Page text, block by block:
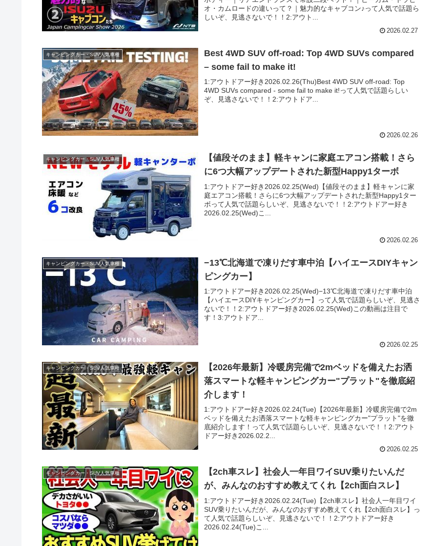
オ・カムロードの違いって？｜魅力的なキャブコン♪って人気で話題ら
しいぞ、見逃さないで！！2:アウト...
2026.02.27
キャンピングカー・SUV人気車種
Best 4WD SUV off-road: Top 4WD SUVs compared
– some fail to make it!
1:アウトドアー好き2026.02.26(Thu)Best 4WD SUV off-road: Top
4WD SUVs compared - some fail to make it!って人気で話題らしい
ぞ、見逃さないで！！2:アウトドア...
2026.02.26
キャンピングカー・SUV人気車種
【値段そのまま】軽キャンに家庭エアコン搭載！さら
に6つ大幅アップデートされた新型Happy1ターボ
1:アウトドアー好き2026.02.25(Wed)【値段そのまま】軽キャンに家
庭エアコン搭載！さらに6つ大幅アップデートされた新型Happy1ター
ボって人気で話題らしいぞ、見逃さないで！！2:アウトドアー好き
2026.02.25(Wed)こ...
2026.02.26
キャンピングカー・SUV人気車種
−13℃北海道で凍りだす車中泊【ハイエースDIYキャン
ピングカー】
1:アウトドアー好き2026.02.25(Wed)−13℃北海道で凍りだす車中泊
【ハイエースDIYキャンピングカー】って人気で話題らしいぞ、見逃さ
ないで！！2:アウトドアー好き2026.02.25(Wed)この動画は注目で
す！3:アウトドア...
2026.02.25
キャンピングカー・SUV人気車種
【2026年最新】冷暖房完備で2mベッドを備えたお洒
落スマートな軽キャンピングカー"プラット"を徹底紹
介します！
1:アウトドアー好き2026.02.24(Tue)【2026年最新】冷暖房完備で2m
ベッドを備えたお洒落スマートな軽キャンピングカー"プラット"を徹
底紹介します！って人気で話題らしいぞ、見逃さないで！！2:アウト
ドアー好き2026.02.2...
2026.02.25
キャンピングカー・SUV人気車種
【2ch車スレ】社会人一年目ワイSUV乗りたいんだ
が、みんなのおすすめ教えてくれ【2ch面白スレ】
1:アウトドアー好き2026.02.24(Tue)【2ch車スレ】社会人一年目ワイ
SUV乗りたいんだが、みんなのおすすめ教えてくれ【2ch面白スレ】っ
て人気で話題らしいぞ、見逃さないで！！2:アウトドアー好き
2026.02.24(Tue)こ...